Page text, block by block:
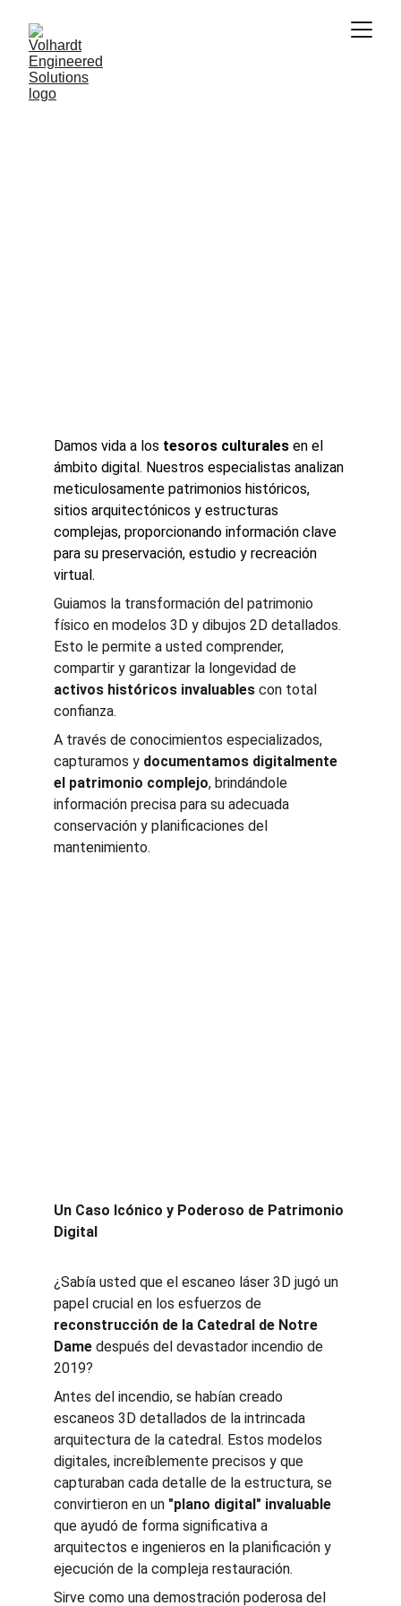
Damos vida a los tesoros culturales en el
ámbito digital. Nuestros especialistas analizan
meticulosamente patrimonios históricos,
sitios arquitectónicos y estructuras
complejas, proporcionando información clave
para su preservación, estudio y recreación
virtual.
Guiamos la transformación del patrimonio
físico en modelos 3D y dibujos 2D detallados.
Esto le permite a usted comprender,
compartir y garantizar la longevidad de
activos históricos invaluables con total
confianza.
A través de conocimientos especializados,
capturamos y documentamos digitalmente
el patrimonio complejo, brindándole
información precisa para su adecuada
conservación y planificaciones del
mantenimiento.
Un Caso Icónico y Poderoso de Patrimonio
Digital
¿Sabía usted que el escaneo láser 3D jugó un
papel crucial en los esfuerzos de
reconstrucción de la Catedral de Notre
Dame después del devastador incendio de
2019?
Antes del incendio, se habían creado
escaneos 3D detallados de la intrincada
arquitectura de la catedral. Estos modelos
digitales, increíblemente precisos y que
capturaban cada detalle de la estructura, se
convirtieron en un "plano digital" invaluable
que ayudó de forma significativa a
arquitectos e ingenieros en la planificación y
ejecución de la compleja restauración.
Sirve como una demostración poderosa del